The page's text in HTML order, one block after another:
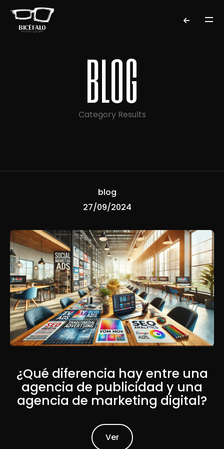
blog
Category Results
blog
27/09/2024
¿Qué diferencia hay entre una
agencia de publicidad y una
agencia de marketing digital?
Ver